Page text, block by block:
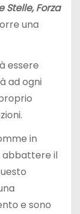
Stelle, Forza
una
essere
ad ogni
in
abbattere il
e sono